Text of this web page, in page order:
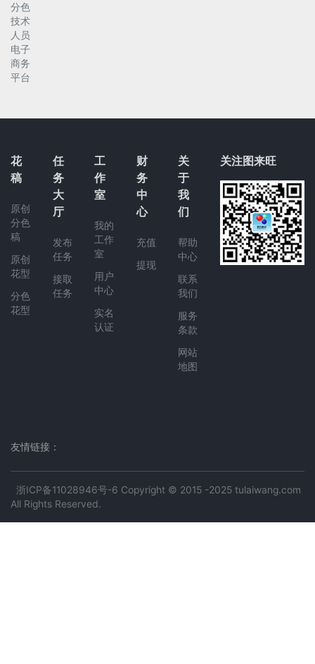
分色
技术
人员
电子
商务
平台
花
稿
原创
分色
稿
原创
花型
分色
花型
任
务
大
厅
发布
任务
接取
任务
工
作
室
我的
工作
室
用户
中心
实名
认证
财
务
中
心
充值
提现
关
于
我
们
帮助
中心
联系
我们
服务
条款
网站
地图
关注图来旺
友情链接：
浙ICP备11028946号-6 Copyright © 2015 -2025 tulaiwang.com
All Rights Reserved.